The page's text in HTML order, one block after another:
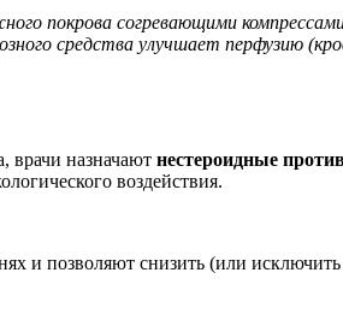
покрова согревающими
средства улучшает перфузию
врачи назначают нестероидные
воздействия.
и позволяют снизить (или